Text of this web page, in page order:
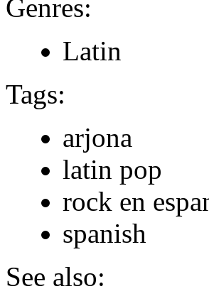
Genres:
Latin
Tags:
arjona
latin pop
rock en
spanish
See also: